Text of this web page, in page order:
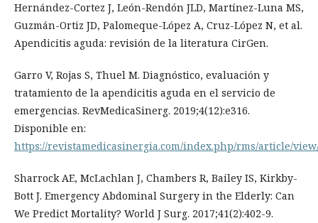
Hernández-Cortez J, León-Rendón JLD, Martínez-Luna MS,
Guzmán-Ortiz JD, Palomeque-López A, Cruz-López N, et al.
Apendicitis aguda: revisión de la literatura CirGen.
Garro V, Rojas S, Thuel M. Diagnóstico, evaluación y
tratamiento de la apendicitis aguda en el servicio de
emergencias. RevMedicaSinerg. 2019;4(12):e316.
Disponible en:
https://revistamedicasinergia.com/index.php/rms/article/
Sharrock AE, McLachlan J, Chambers R, Bailey IS, Kirkby-
Bott J. Emergency Abdominal Surgery in the Elderly: Can
We Predict Mortality? World J Surg. 2017;41(2):402-9.